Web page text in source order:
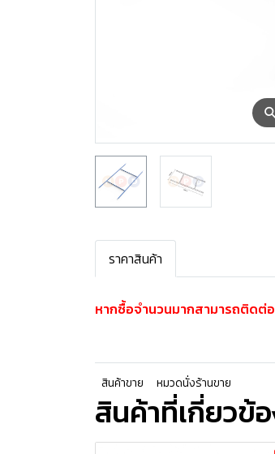
ราคาสินค้า
หากซื้อจำนวนมากสามารถติดต่
สินค้าขาย หมวดนั่งร้านขาย
สินค้าที่เกี่ยวข้